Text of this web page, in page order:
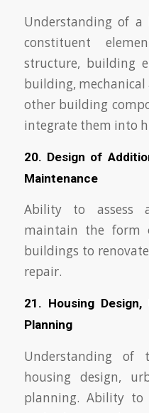
Understanding of
constituent
structure, building
building, mechanical
other building
integrate them into
20. Design of
Maintenance
Ability to assess
maintain the form
buildings to
repair.
21. Housing Design,
Planning
Understanding of
housing design,
planning. Ability to